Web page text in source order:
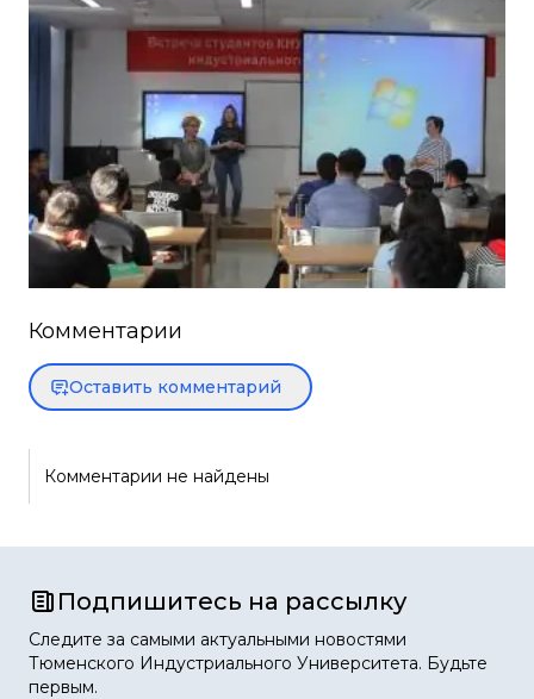
Комментарии
Оставить комментарий
Комментарии не найдены
Подпишитесь на рассылку
Следите за самыми актуальными новостями
Тюменского Индустриального Университета. Будьте
первым.